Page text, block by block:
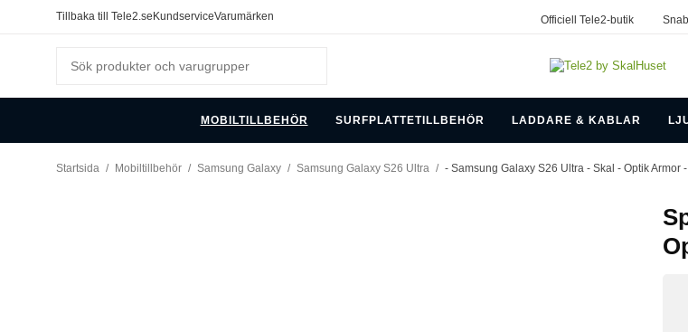
Tillbaka till Tele2.se KundserviceVarumärken Officiell Tele2-butik
MOBILTILLBEHÖR SURFPLATTETILLBEHÖR LADDARE & KABLAR
Startsida / Mobiltillbehör / Samsung Galaxy / Samsung Galaxy S26 Ultra / - Samsung Galaxy S26 Ultra - Skal - Optik Armor